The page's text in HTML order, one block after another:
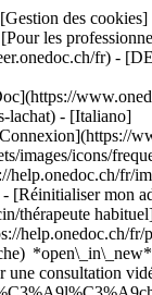
des cookies]
les
fr) -
lachat) - [Italiano]
images/icons/
help.onedoc.ch/fr/
mon
thérapeute
help.onedoc.ch/fr/
*open\_in\_new*
une consultation